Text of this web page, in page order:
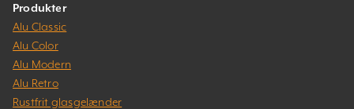
Produkter
Alu Classic
Alu Color
Alu Modern
Alu Retro
Rustfrit glasgelænder